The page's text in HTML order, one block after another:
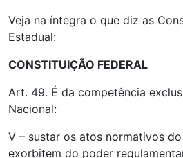
Veja na íntegra o que diz as
Estadual:
CONSTITUIÇÃO FEDERAL
Art. 49. É da competência
Nacional:
V – sustar os atos normativos
exorbitem do poder